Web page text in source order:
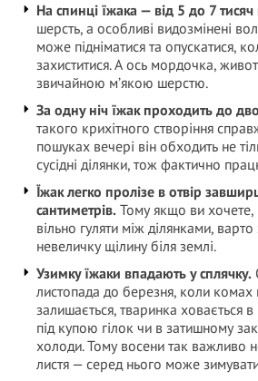
На спинці їжака — від 5 до 7 тисяч
шерсть, а особливі видозмінені
може підніматися та опускатися,
захиститися. А ось мордочка,
звичайною м’якою шерстю.
За одну ніч їжак проходить до
такого крихітного створіння
пошуках вечері він обходить не
сусідні ділянки, тож фактично
Їжак легко пролізе в отвір
сантиметрів. Тому якщо ви хочете,
вільно гуляти між ділянками,
невеличку щілину біля землі.
Узимку їжаки впадають у сплячку.
листопада до березня, коли
залишається, тваринка ховається в
під купою гілок чи в затишному
холоди. Тому восени так важливо
листя — серед нього може